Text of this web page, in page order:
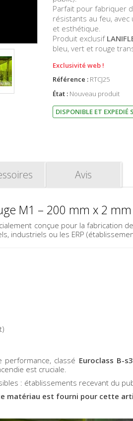
Parfait pour fabriquer
résistants au feu,
et esthétique.
Produit exclusif
bleu, vert et rouge
Exclusivité web !
Référence : RTCJ25
État : Nouveau produit
DISPONIBLE ET EXPEDIÉ
Avis
M1 – 200 mm x 2
conçue pour la fabrication
industriels ou les ERP
performance, classé Euroclass B-
est cruciale.
: établissements recevant du
est fourni pour cette